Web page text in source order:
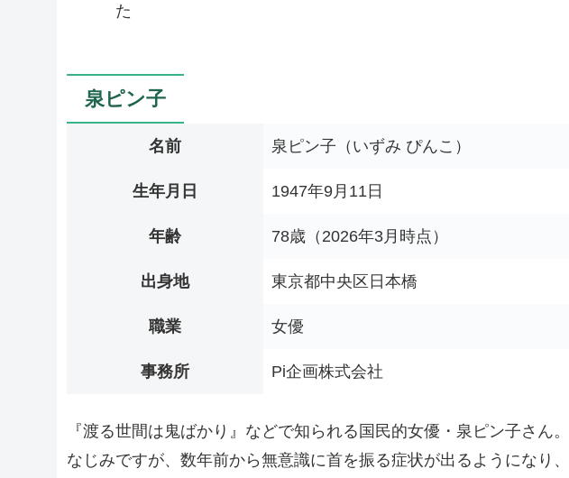
た
泉ピン子
名前 泉ピン子（いずみ ぴんこ）
生年月日 1947年9月11日
年齢 78歳（2026年3月時点）
出身地 東京都中央区日本橋
職業 女優
事務所 Pi企画株式会社
『渡る世間は鬼ばかり』などで知られる国民的女優・泉ピン子さん
なじみですが、数年前から無意識に首を振る症状が出るようになり